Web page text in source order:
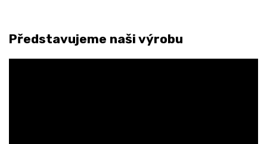
Představujeme naši výrobu